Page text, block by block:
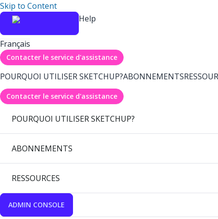
Skip to Content
Help
Français
Contacter le service d'assistance
POURQUOI UTILISER SKETCHUP?ABONNEMENTS
Contacter le service d'assistance
POURQUOI UTILISER SKETCHUP?
ABONNEMENTS
RESSOURCES
ADMIN CONSOLE